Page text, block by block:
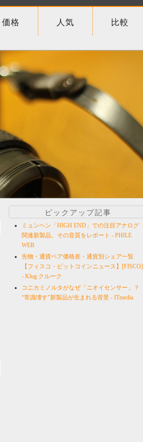
価格 人気 比較
ピックアップ記事
ミュンヘン「HIGH END」での注目アナログ
関連新製品。その音質をレポート - PHILE
WEB
先物・通貨ペア価格差・通貨別シェア一覧
【フィスコ・ビットコインニュース】[FISCO]
- Klug クルーク
コニカミノルタがなぜ「ニオイセンサー」？
“常識壊す”新製品が生まれる背景 - ITmedia